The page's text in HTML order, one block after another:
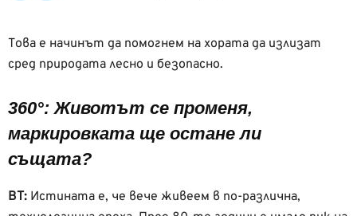
Това е начинът да помогнем на хората да излизат
сред природата лесно и безопасно.
360°: Животът се променя,
маркировката ще остане ли
същата?
ВТ: Истината е, че вече живеем в по-различна,